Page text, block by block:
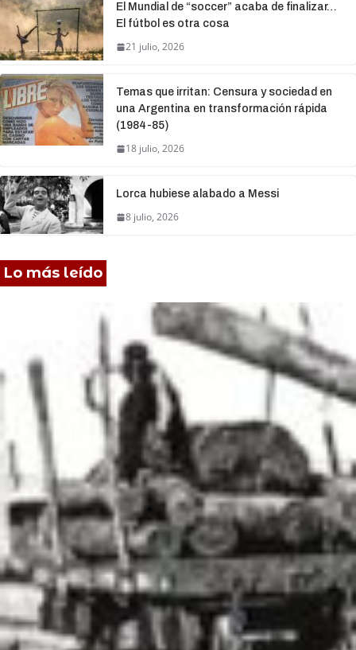
El Mundial de “soccer” acaba de finalizar…
El fútbol es otra cosa
21 julio, 2026
Temas que irritan: Censura y sociedad en
una Argentina en transformación rápida
(1984-85)
18 julio, 2026
Lorca hubiese alabado a Messi
8 julio, 2026
Lo más leído